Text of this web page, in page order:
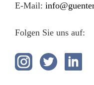
E-Mail:
Folgen Sie uns auf: